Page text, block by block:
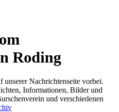
Roding
unserer Nachrichtenseite vorbei.
Informationen, Bilder und
und verschiedenen